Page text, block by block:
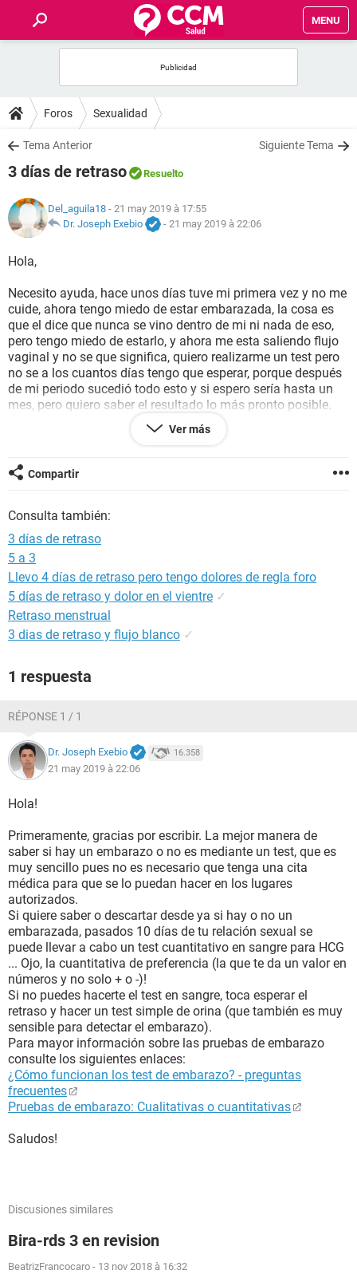
MENU
FORUMS
SALUD
NUTRICIÓN
BIENESTAR
SEXUALIDAD
GLOSARIO
Foros Sexualidad
Tema Anterior Siguiente Tema
3 días de retraso Resuelto
Del_aguila18 - 21 may 2019 à 17:55
Dr. Joseph Exebio
- 21 may 2019 à 22:06
Hola,
Necesito ayuda, hace unos días tuve mi primera vez y no me
cuide, ahora tengo miedo de estar embarazada, la cosa es
que el dice que nunca se vino dentro de mi ni nada de eso,
pero tengo miedo de estarlo, y ahora me esta saliendo flujo
vaginal y no se que significa, quiero realizarme un test pero
no se a los cuantos días tengo que esperar, porque después
de mi periodo sucedió todo esto y si espero sería hasta un
mes, pero quiero saber el resultado lo más pronto posible.
No se si es por lo mismo que estoy nerviosa y ansiosa que
siento que tengo los síntomas, pero de tener relaciones
síntomas o es que estoy nerviosa y me los imagino.
Ver más
Compartir
Consulta también:
3 días de retraso
5 a 3
Llevo 4 días de retraso pero tengo dolores de regla foro
5 días de retraso y dolor en el vientre ✓
Retraso menstrual
3 dias de retraso y flujo blanco ✓
1 respuesta
RÉPONSE 1 / 1
Dr. Joseph Exebio 16.358
21 may 2019 à 22:06
Hola!
Primeramente, gracias por escribir. La mejor manera de
saber si hay un embarazo o no es mediante un test, que es
muy sencillo pues no es necesario que tenga una cita
médica para que se lo puedan hacer en los lugares
autorizados.
Si quiere saber o descartar desde ya si hay o no un
embarazada, pasados 10 días de tu relación sexual se
puede llevar a cabo un test cuantitativo en sangre para HCG
... Ojo, la cuantitativa de preferencia (la que te da un valor en
números y no solo + o -)!
Si no puedes hacerte el test en sangre, toca esperar el
retraso y hacer un test simple de orina (que también es muy
sensible para detectar el embarazo).
Para mayor información sobre las pruebas de embarazo
consulte los siguientes enlaces:
¿Cómo funcionan los test de embarazo? - preguntas
frecuentes
Pruebas de embarazo: Cualitativas o cuantitativas
Saludos!
Discusiones similares
Bira-rds 3 en revision
BeatrizFrancocaro - 13 nov 2018 à 16:32